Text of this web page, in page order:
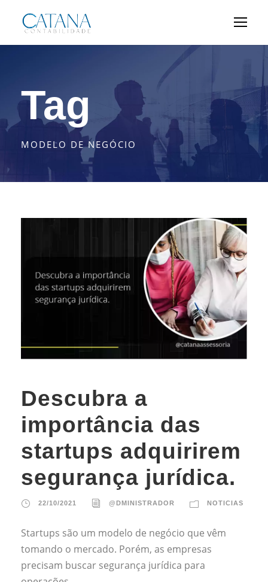
Tag
MODELO DE NEGÓCIO
Descubra a
importância das
startups adquirirem
segurança jurídica.
22/10/2021 @DMINISTRADOR NOTICIAS
Startups são um modelo de negócio que vêm
tomando o mercado. Porém, as empresas
precisam buscar segurança jurídica para